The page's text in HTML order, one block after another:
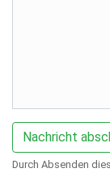
Durch Absenden